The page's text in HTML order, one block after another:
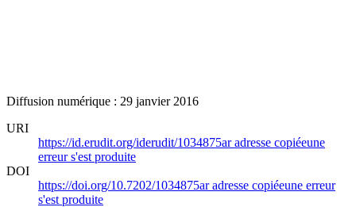
Diffusion numérique : 29 janvier 2016
URI
https://id.erudit.org/iderudit/1034875aradresse copiéeune
erreur s'est produite
DOI
https://doi.org/10.7202/1034875aradresse copiéeune erreur
s'est produite